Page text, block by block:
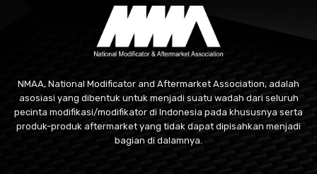
NMAA, National Modificator and Aftermarket Association, adalah
asosiasi yang dibentuk untuk menjadi suatu wadah dari seluruh
pecinta modifikasi/modifikator di Indonesia pada khususnya serta
produk-produk aftermarket yang tidak dapat dipisahkan menjadi
bagian di dalamnya.